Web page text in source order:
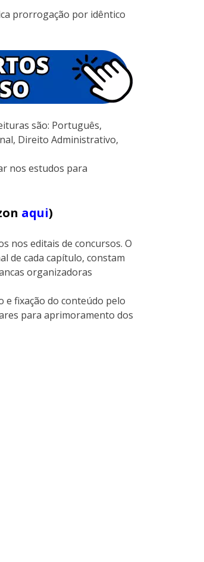
prorrogação por idêntico
são: Português,
Direito Administrativo,
nos estudos para
aqui)
nos editais de concursos. O
de cada capítulo, constam
organizadoras
fixação do conteúdo pelo
para aprimoramento dos